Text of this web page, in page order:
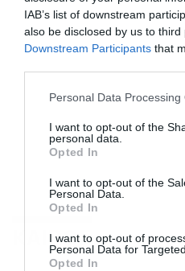
IAB’s list of downstream
also be disclosed by us to third
Downstream Participants that
Please note that this website/
not limited to your visit or
grant or deny consent to
use your data for below
consent section.
Personal Data Processing
I want to opt-out of the
personal data.
Opted In
I want to opt-out of the
Personal Data.
Opted In
I want to opt-out of
Personal Data for
Opted In
ΚΑΙΡΟΣ